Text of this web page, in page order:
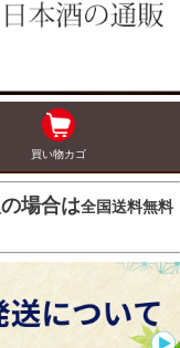
買い物カゴ
場合は全国送料無料